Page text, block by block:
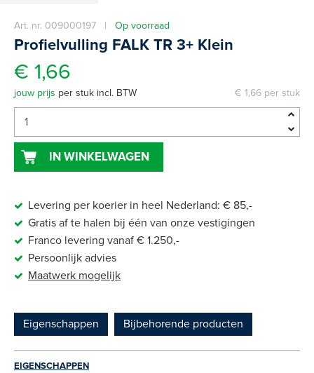
Art. nr. 009000197 | Op voorraad
Profielvulling FALK TR 3+ Klein
€ 1,66
jouw prijs per stuk incl. BTW € 1,66 per stuk
IN WINKELWAGEN
Levering per koerier in heel Nederland: € 85,-
Gratis af te halen bij één van onze vestigingen
Franco levering vanaf € 1.250,-
Persoonlijk advies
Maatwerk mogelijk
Eigenschappen Bijbehorende producten
EIGENSCHAPPEN